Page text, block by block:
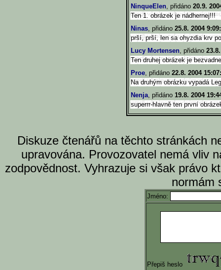
NinqueElen, přidáno 20.9.
Ten 1. obrázek je nádhernej!!!
Ninas, přidáno 25.8. 2004
prší, prší, len sa ohyzdia krv
Lucy Mortensen, přidáno
Ten druhej obrázek je
Proe, přidáno 22.8. 2004
Na druhým obrázku vypadá
Nenja, přidáno 19.8. 2004
superrr-hlavně ten první
Diskuze čtenářů na těchto stránkách
upravována. Provozovatel nemá vliv
zodpovědnost. Vyhrazuje si však právo
normám
Jméno:
Přepiš heslo